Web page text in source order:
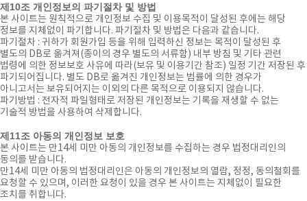
제10조 개인정보의 파기절차 및 방법
본 사이트는 원칙적으로 개인정보 수집 및 이용목적이 달성된 후에는 해당
정보를 지체없이 파기합니다. 파기절차 및 방법은 다음과 같습니다.
파기절차 : 귀하가 회원가입 등을 위해 입력하신 정보는 목적이 달성된 후
별도의 DB로 옮겨져(종이의 경우 별도의 서류함) 내부 방침 및 기타 관련
법령에 의한 정보보호 사유에 따라(보유 및 이용기간 참조) 일정 기간 저장된 후
파기되어집니다. 별도 DB로 옮겨진 개인정보는 법률에 의한 경우가
아니고서는 보유되어지는 이외의 다른 목적으로 이용되지 않습니다.
파기방법 : 전자적 파일형태로 저장된 개인정보는 기록을 재생할 수 없는
기술적 방법을 사용하여 삭제합니다.
제11조 아동의 개인정보 보호
본 사이트는 만14세 미만 아동의 개인정보를 수집하는 경우 법정대리인의
동의를 받습니다.
만14세 미만 아동의 법정대리인은 아동의 개인정보의 열람, 정정, 동의철회를
요청할 수 있으며, 이러한 요청이 있을 경우 본 사이트는 지체없이 필요한
조치를 취합니다.